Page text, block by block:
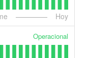
Hoy
Operacional